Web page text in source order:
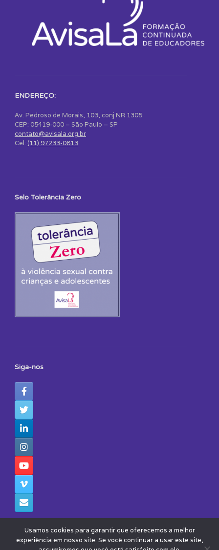
ENDEREÇO:
Av. Pedroso de Morais, 103, conj NR 1305
CEP: 05419-000 – São Paulo – SP
contato@avisala.org.br
Cel: (11) 97233-0813
Selo Tolerância Zero
Siga-nos
Usamos cookies para garantir que oferecemos a melhor
experiência em nosso site. Se você continuar a usar este site,